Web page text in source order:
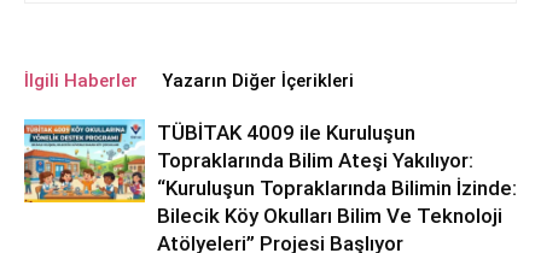
İlgili Haberler Yazarın Diğer İçerikleri
TÜBİTAK 4009 ile Kuruluşun
Topraklarında Bilim Ateşi Yakılıyor:
“Kuruluşun Topraklarında Bilimin İzinde:
Bilecik Köy Okulları Bilim Ve Teknoloji
Atölyeleri” Projesi Başlıyor